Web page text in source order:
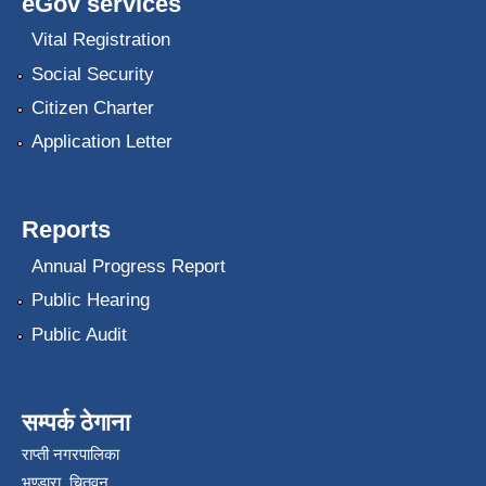
Vital Registration
Social Security
Citizen Charter
Application Letter
Reports
Annual Progress Report
Public Hearing
Public Audit
सम्पर्क ठेगाना
राप्ती नगरपालिका
भण्डारा, चितवन